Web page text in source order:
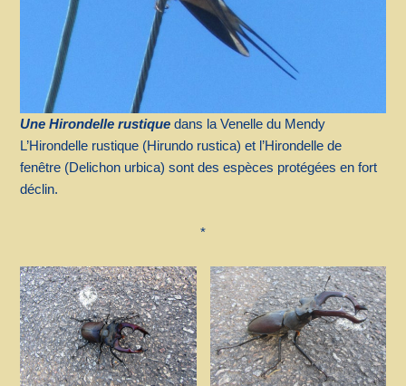
Une Hirondelle rustique dans la Venelle du Mendy
L’Hirondelle rustique (Hirundo rustica) et l’Hirondelle de
fenêtre (Delichon urbica) sont des espèces protégées en fort
déclin.
*